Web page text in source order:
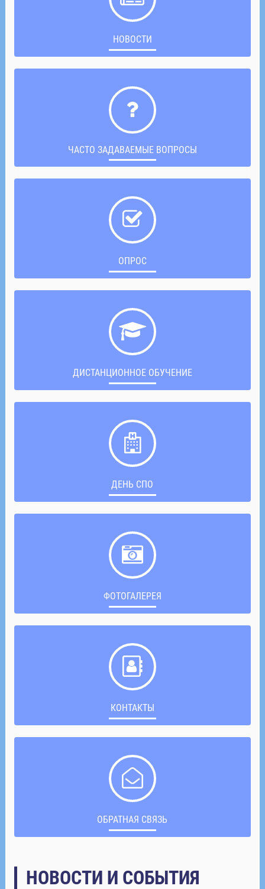
НОВОСТИ
ЧАСТО ЗАДАВАЕМЫЕ ВОПРОСЫ
ОПРОС
ДИСТАНЦИОННОЕ ОБУЧЕНИЕ
ДЕНЬ СПО
ФОТОГАЛЕРЕЯ
КОНТАКТЫ
ОБРАТНАЯ СВЯЗЬ
НОВОСТИ И СОБЫТИЯ